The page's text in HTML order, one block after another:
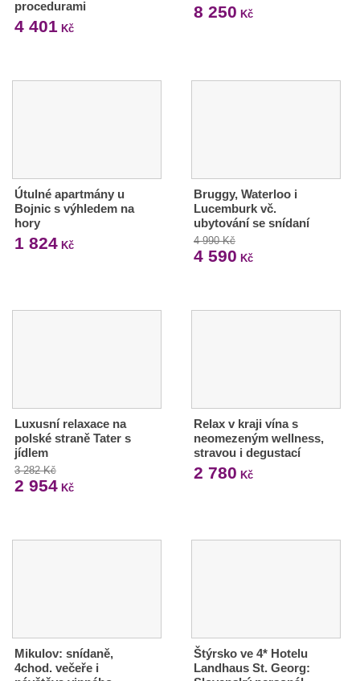
procedurami
4 401 Kč
8 250 Kč
Útulné apartmány u
Bojnic s výhledem na
hory
1 824 Kč
Bruggy, Waterloo i
Lucemburk vč.
ubytování se snídaní
4 990 Kč
4 590 Kč
Luxusní relaxace na
polské straně Tater s
jídlem
3 282 Kč
2 954 Kč
Relax v kraji vína s
neomezeným wellness,
stravou i degustací
2 780 Kč
Mikulov: snídaně,
4chod. večeře i
Štýrsko ve 4* Hotelu
Landhaus St. Georg: